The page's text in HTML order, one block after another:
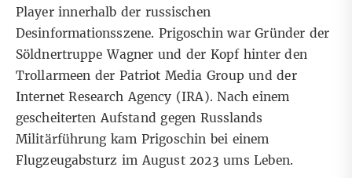
Player innerhalb der russischen
Desinformationsszene. Prigoschin war Gründer der
Söldnertruppe Wagner und der Kopf hinter den
Trollarmeen der Patriot Media Group und der
Internet Research Agency (IRA). Nach einem
gescheiterten Aufstand gegen Russlands
Militärführung kam Prigoschin bei einem
Flugzeugabsturz im August 2023 ums Leben.